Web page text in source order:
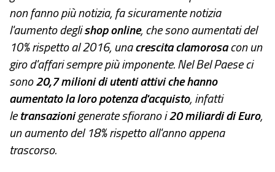
non fanno più notizia, fa sicuramente notizia
l'aumento deglishop online, che sono aumentati del
10% rispetto al 2016, unacrescita clamorosacon un
giro d'affari sempre più imponente. Nel Bel Paese ci
sono20,7 milioni di utenti attivi che hanno
aumentato la loro potenza d'acquisto, infatti
letransazionigenerate sfiorano i20 miliardi di Euro,
un aumento del 18% rispetto all'anno appena
trascorso.